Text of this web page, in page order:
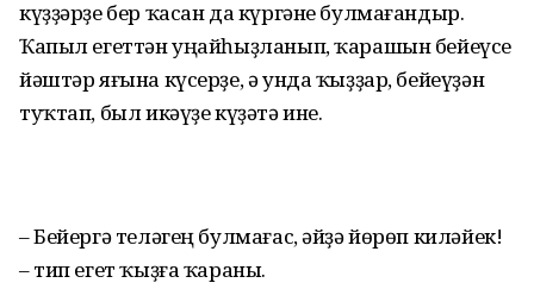
күҙ­ҙәрҙе бер ҡасан да күргәне булмағандыр.
Ҡапыл егеттән уңай­һыҙланып, ҡарашын бейеүсе
йәштәр яғына күсерҙе, ә унда ҡыҙ­ҙар, бейеүҙән
туҡтап, был икәүҙе күҙәтә ине.
– Бейергә теләгең булмағас, әйҙә йөрөп киләйек!
– тип егет ҡыҙға ҡараны.